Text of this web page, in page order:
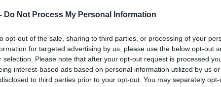
Do Not Process My Personal Information
opt-out of the sale, sharing to third parties, or processing of your
for targeted advertising by us, please use the below opt-out
selection. Please note that after your opt-out request is processed
interest-based ads based on personal information utilized by us
to third parties prior to your opt-out. You may separately
για το τέλος του 2026, που είναι οι
δημοσκόπηση της Reuters μεταξύ
20:41
20:38